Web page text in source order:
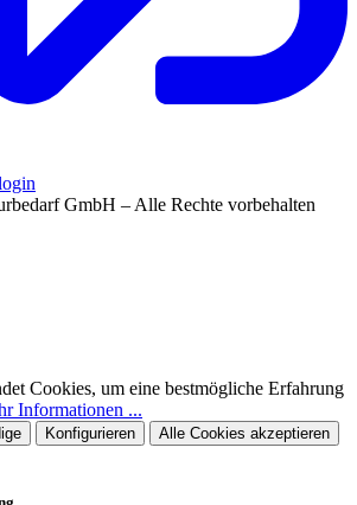
GmbH – Alle Rechte vorbehalten
Cookies, um eine bestmögliche Erfahrung
Informationen ...
Konfigurieren Alle Cookies akzeptieren